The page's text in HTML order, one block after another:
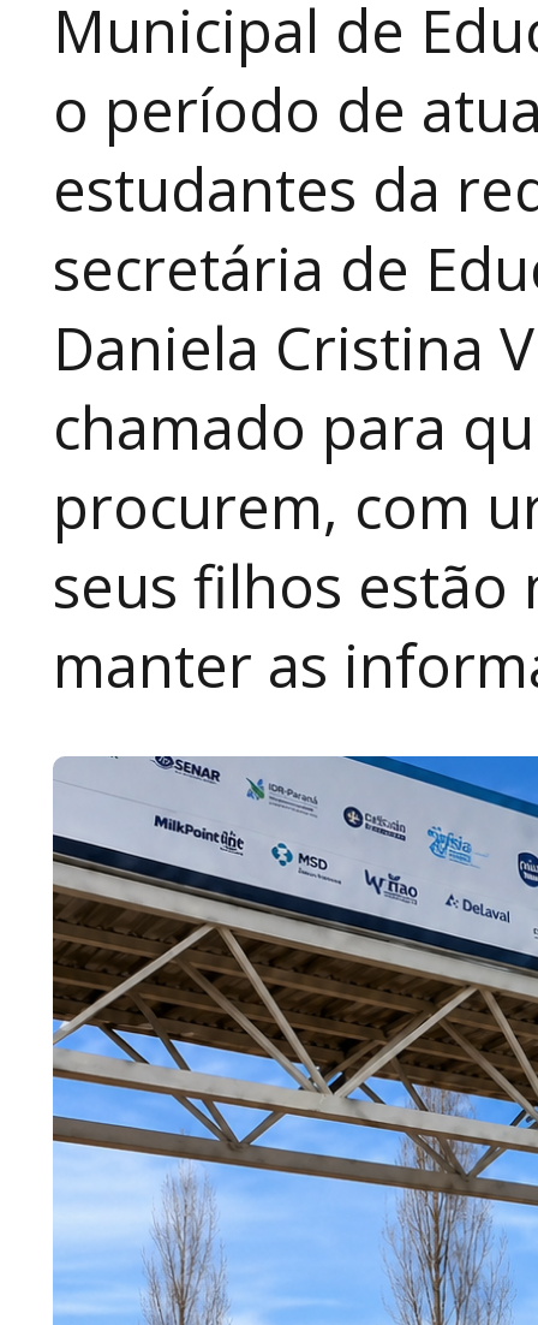
Municipal de
o período de
estudantes da
secretária de
Daniela Cristina
chamado para
procurem, com
seus filhos
manter as